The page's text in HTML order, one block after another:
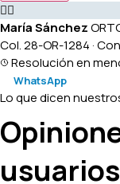
👩‍⚕️
María Sánchez
Col. 28-OR-1284 ·
Resolución en
WhatsApp
Lo que dicen
usuarios